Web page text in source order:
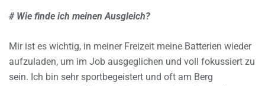
# Wie finde ich meinen Ausgleich?
Mir ist es wichtig, in meiner Freizeit meine Batterien wieder
aufzuladen, um im Job ausgeglichen und voll fokussiert zu
sein. Ich bin sehr sportbegeistert und oft am Berg